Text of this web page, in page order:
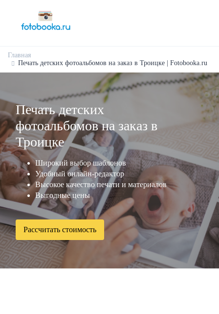
Главная
Печать детских фотоальбомов на заказ в Троицке | Fotobooka.ru
Печать детских
фотоальбомов на заказ в
Троицке
Широкий выбор шаблонов
Удобный онлайн-редактор
Высокое качество печати и материалов
Выгодные цены
Рассчитать стоимость